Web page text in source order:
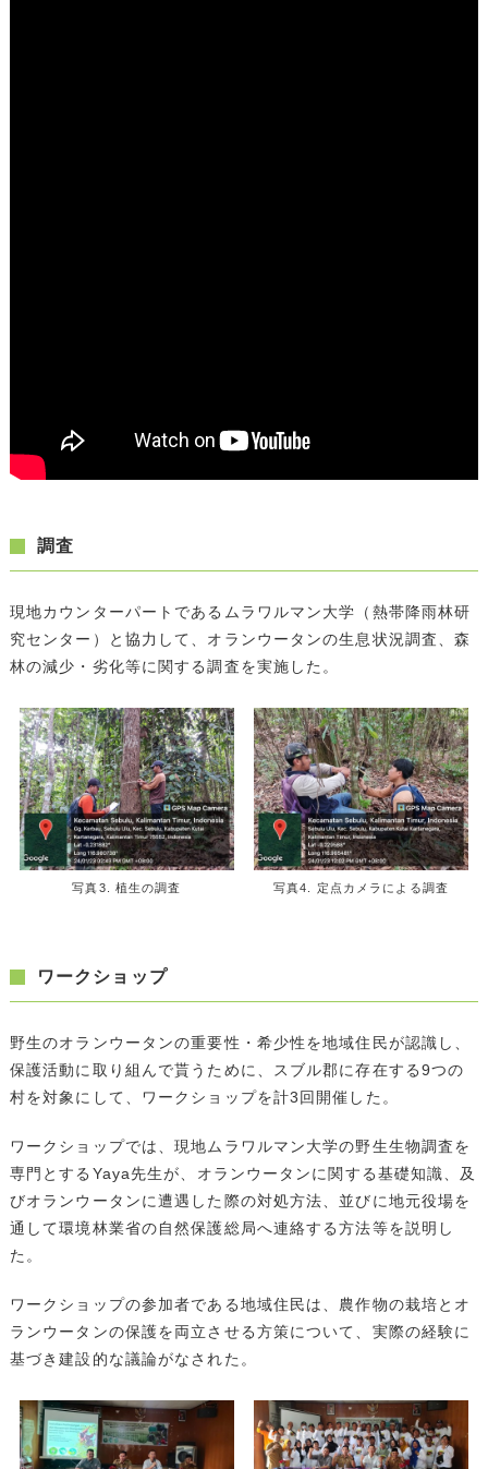
調査
現地カウンターパートであるムラワルマン大学（熱帯降雨林研
究センター）と協力して、オランウータンの生息状況調査、森
林の減少・劣化等に関する調査を実施した。
写真3. 植生の調査 写真4. 定点カメラによる調査
ワークショップ
野生のオランウータンの重要性・希少性を地域住民が認識し、
保護活動に取り組んで貰うために、スブル郡に存在する9つの
村を対象にして、ワークショップを計3回開催した。
ワークショップでは、現地ムラワルマン大学の野生生物調査を
専門とするYaya先生が、オランウータンに関する基礎知識、及
びオランウータンに遭遇した際の対処方法、並びに地元役場を
通して環境林業省の自然保護総局へ連絡する方法等を説明し
た。
ワークショップの参加者である地域住民は、農作物の栽培とオ
ランウータンの保護を両立させる方策について、実際の経験に
基づき建設的な議論がなされた。